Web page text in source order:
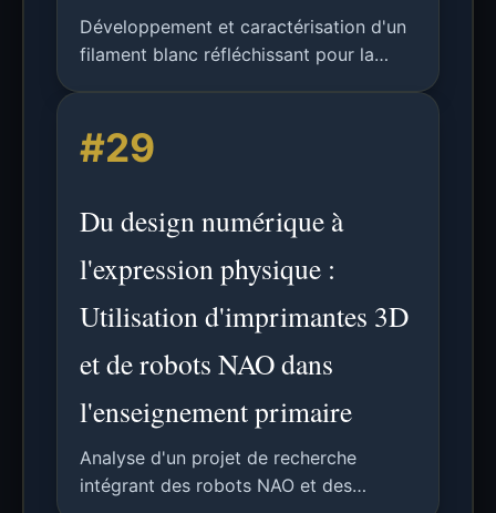
Développement et caractérisation d'un
filament blanc réfléchissant pour la
la technologie d'impression 3D FDM.
#29
Du design numérique à
l'expression physique :
Utilisation d'imprimantes 3D
et de robots NAO dans
l'enseignement primaire
Analyse d'un projet de recherche
intégrant des robots NAO et des